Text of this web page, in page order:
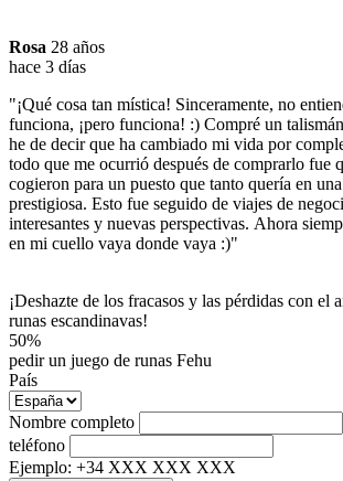
Rosa 28 años
hace 3 días
"¡Qué cosa tan mística! Sinceramente, no
funciona, ¡pero funciona! :) Compré un
he de decir que ha cambiado mi vida por
todo que me ocurrió después de comprarlo fue
cogieron para un puesto que tanto quería en
prestigiosa. Esto fue seguido de viajes de
interesantes y nuevas perspectivas. Ahora
en mi cuello vaya donde vaya :)"
¡Deshazte de los fracasos y las pérdidas con el
runas escandinavas!
50%
pedir un juego de runas Fehu
País
Nombre completo
teléfono
Ejemplo: +34 XXX XXX XXX